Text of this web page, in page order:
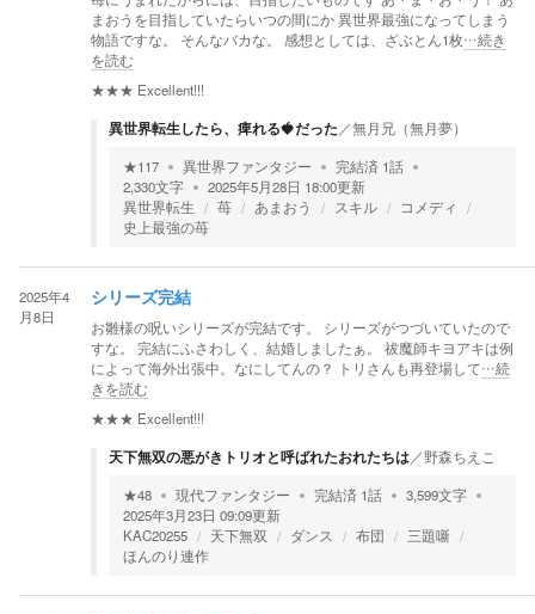
まおうを目指していたらいつの間にか 異世界最強になってしまう
物語ですな。 そんなバカな。 感想としては、ざぶとん1枚…続き
を読む
★★★ Excellent!!!
異世界転生したら、痺れる🍓だった ／無月兄（無月夢）
★117 異世界ファンタジー 完結済 1話
2,330文字 2025年5月28日 18:00更新
異世界転生
苺 あまおう スキル
コメディ
史上最強の苺
2025年4
月8日
シリーズ完結
お雛様の呪いシリーズが完結です。 シリーズがつづいていたので
すな。 完結にふさわしく、結婚しましたぁ。 祓魔師キヨアキは例
によって海外出張中。なにしてんの？ トリさんも再登場して…続
きを読む
★★★ Excellent!!!
天下無双の悪がきトリオと呼ばれたおれたちは／野森ちえこ
★48 現代ファンタジー 完結済 1話 3,599文字
2025年3月23日 09:09更新
KAC20255
天下無双 ダンス 布団
三題噺
ほんのり連作